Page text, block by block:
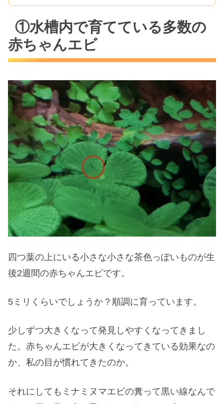
①水槽内で育てている多数の
赤ちゃんエビ
四つ葉の上にいる小さな小さな茶色っぽいものが生
後2週間の赤ちゃんエビです。
5ミリくらいでしょうか？順調に育っています。
少しずつ大きくなって発見しやすくなってきまし
た。赤ちゃんエビが大きくなってきている効果なの
か、私の目が慣れてきたのか。
それにしてもミナミヌマエビの糞って黒い線なんで